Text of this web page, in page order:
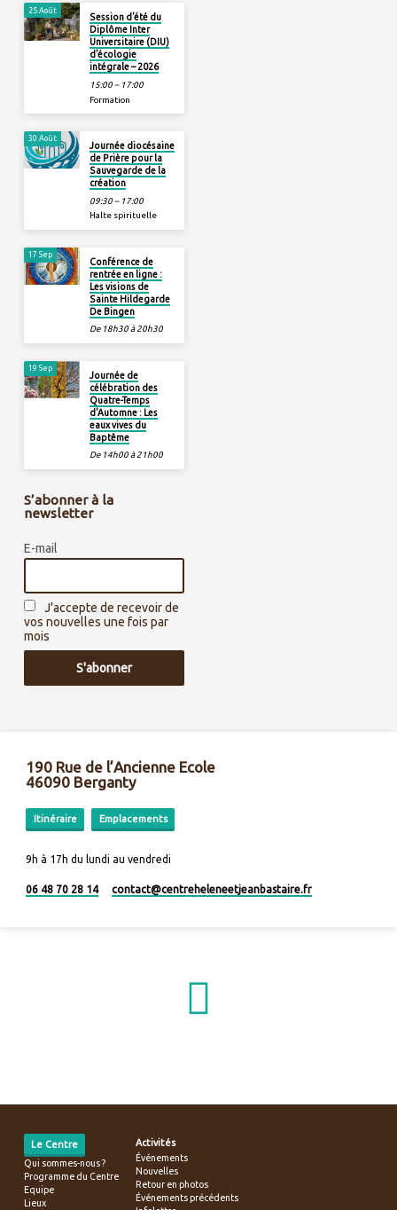
25 Août
Session d’été du
Diplôme Inter
Universitaire (DIU)
d’écologie
intégrale – 2026
15:00 – 17:00
Formation
30 Août
Journée diocésaine
de Prière pour la
Sauvegarde de la
création
09:30 – 17:00
Halte spirituelle
17 Sep
Conférence de
rentrée en ligne :
Les visions de
Sainte Hildegarde
De Bingen
De 18h30 à 20h30
19 Sep
Journée de
célébration des
Quatre-Temps
d’Automne : Les
eaux vives du
Baptême
De 14h00 à 21h00
S’abonner à la
newsletter
E-mail
J'accepte de recevoir de
vos nouvelles une fois par
mois
190 Rue de l’Ancienne Ecole
46090 Berganty
Itinéraire Emplacements
9h à 17h du lundi au vendredi
06 48 70 28 14 contact​@centreheleneetjeanbastaire.fr
Le Centre
Qui sommes-nous ?
Programme du Centre
Equipe
Lieux
Activités
Événements
Nouvelles
Retour en photos
Événements précédents